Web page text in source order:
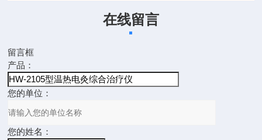
在线留言
留言框
产品：
您的单位：
您的姓名：